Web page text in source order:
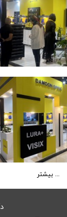
بیشتر ...